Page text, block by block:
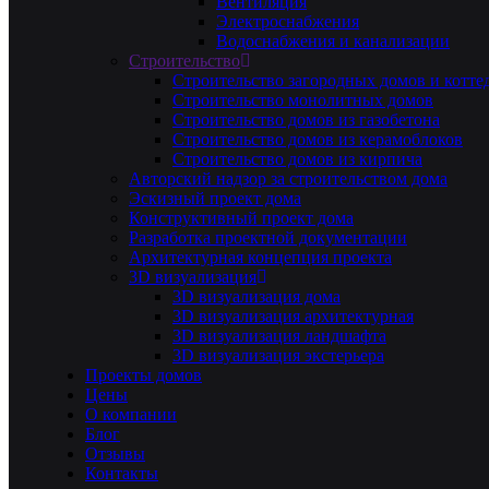
Электроснабжения
Водоснабжения и канализации
Строительство
Строительство загородных домов и
Строительство монолитных домов
Строительство домов из газобетона
Строительство домов из керамоблоков
Строительство домов из кирпича
Авторский надзор за строительством дома
Эскизный проект дома
Конструктивный проект дома
Разработка проектной документации
Архитектурная концепция проекта
3D визуализация
3D визуализация дома
3D визуализация архитектурная
3D визуализация ландшафта
3D визуализация экстерьера
Проекты домов
Цены
О компании
Блог
Отзывы
Контакты